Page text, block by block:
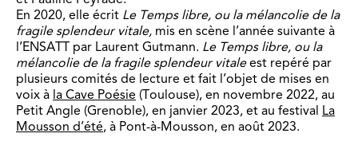
En 2020, elle écrit Le Temps libre, ou la mélancolie de la
fragile splendeur vitale, mis en scène l’année suivante à
l’ENSATT par Laurent Gutmann. Le Temps libre, ou la
mélancolie de la fragile splendeur vitaleest repéré par
plusieurs comités de lecture et fait l’objet de mises en
voix à la Cave Poésie (Toulouse), en novembre 2022, au
Petit Angle (Grenoble), en janvier 2023, et au festival La
Mousson d’été, à Pont-à-Mousson, en août 2023.